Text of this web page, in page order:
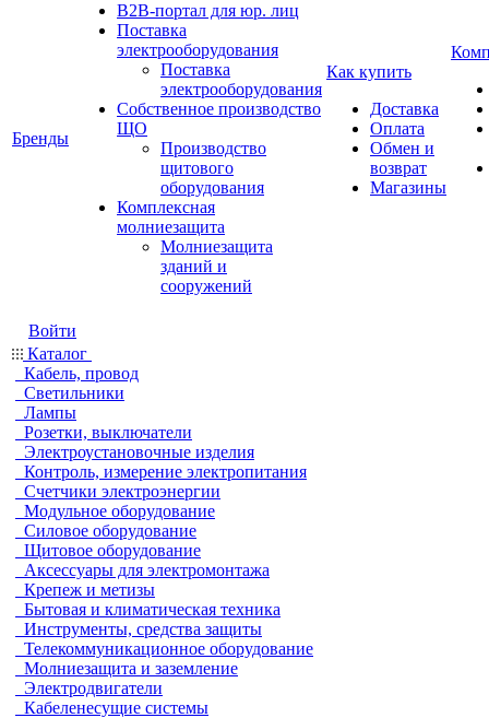
Бренды
B2B-портал для юр. лиц
Поставка
электрооборудования
Поставка
электрооборудования
Собственное производство
ЩО
Производство
щитового
оборудования
Комплексная
молниезащита
Молниезащита
зданий и
сооружений
Как купить
Доставка
Оплата
Обмен и
возврат
Магазины
Войти
Каталог
Кабель, провод
Светильники
Лампы
Розетки, выключатели
Электроустановочные изделия
Контроль, измерение электропитания
Счетчики электроэнергии
Модульное оборудование
Силовое оборудование
Щитовое оборудование
Аксессуары для электромонтажа
Крепеж и метизы
Бытовая и климатическая техника
Инструменты, средства защиты
Телекоммуникационное оборудование
Молниезащита и заземление
Электродвигатели
Кабеленесущие системы